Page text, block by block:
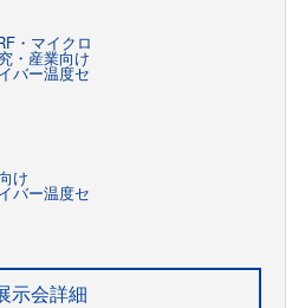
・マイクロ
・産業向け
バー温度セ
け
バー温度セ
示会詳細